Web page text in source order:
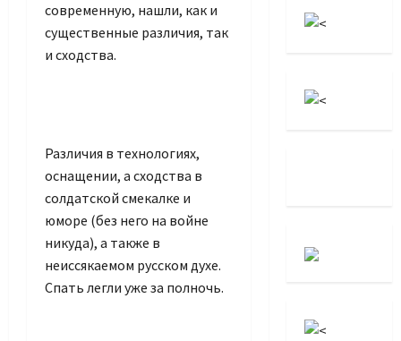
современную, нашли, как и
существенные различия, так
и сходства.
Различия в технологиях,
оснащении, а сходства в
солдатской смекалке и
юморе (без него на войне
никуда), а также в
неиссякаемом русском духе.
Спать легли уже за полночь.